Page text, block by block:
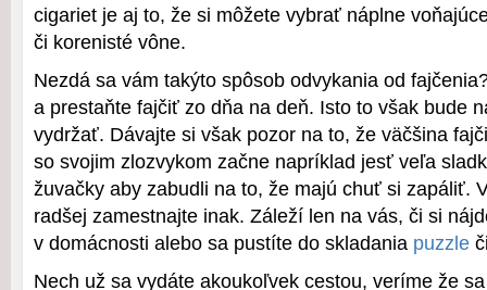
cigariet je aj to, že si môžete vybrať náplne
či korenisté vône.
Nezdá sa vám takýto spôsob odvykania od
a prestaňte fajčiť zo dňa na deň. Isto to však bude
vydržať. Dávajte si však pozor na to, že väčšina
so svojim zlozvykom začne napríklad jesť veľa
žuvačky aby zabudli na to, že majú chuť si zapáliť.
radšej zamestnajte inak. Záleží len na vás, či si
v domácnosti alebo sa pustíte do skladania puzzle
Nech už sa vydáte akoukoľvek cestou, veríme že